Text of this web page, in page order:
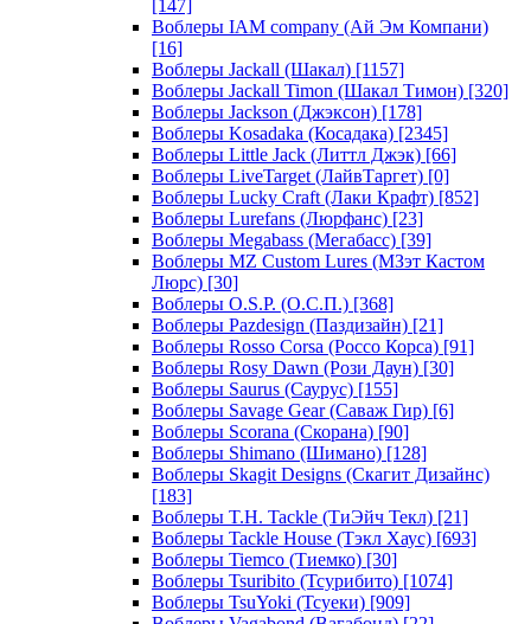
[147]
Воблеры IAM company (Ай Эм Компани)
[16]
Воблеры Jackall (Шакал) [1157]
Воблеры Jackall Timon (Шакал Тимон) [320]
Воблеры Jackson (Джэксон) [178]
Воблеры Kosadaka (Косадака) [2345]
Воблеры Little Jack (Литтл Джэк) [66]
Воблеры LiveTarget (ЛайвТаргет) [0]
Воблеры Lucky Craft (Лаки Крафт) [852]
Воблеры Lurefans (Люрфанс) [23]
Воблеры Megabass (Мегабасс) [39]
Воблеры MZ Custom Lures (МЗэт Кастом
Люрс) [30]
Воблеры O.S.P. (О.С.П.) [368]
Воблеры Pazdesign (Паздизайн) [21]
Воблеры Rosso Corsa (Россо Корса) [91]
Воблеры Rosy Dawn (Рози Даун) [30]
Воблеры Saurus (Саурус) [155]
Воблеры Savage Gear (Саваж Гир) [6]
Воблеры Scorana (Скорана) [90]
Воблеры Shimano (Шимано) [128]
Воблеры Skagit Designs (Скагит Дизайнс)
[183]
Воблеры T.H. Tackle (ТиЭйч Текл) [21]
Воблеры Tackle House (Тэкл Хаус) [693]
Воблеры Tiemco (Тиемко) [30]
Воблеры Tsuribito (Тсурибито) [1074]
Воблеры TsuYoki (Тсуеки) [909]